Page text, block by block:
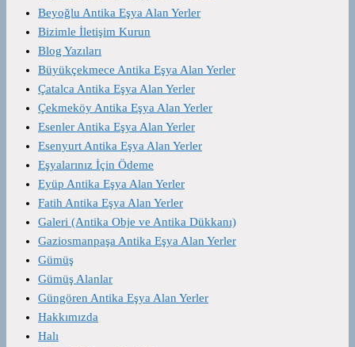
Beyoğlu Antika Eşya Alan Yerler
Bizimle İletişim Kurun
Blog Yazıları
Büyükçekmece Antika Eşya Alan Yerler
Çatalca Antika Eşya Alan Yerler
Çekmeköy Antika Eşya Alan Yerler
Esenler Antika Eşya Alan Yerler
Esenyurt Antika Eşya Alan Yerler
Eşyalarınız İçin Ödeme
Eyüp Antika Eşya Alan Yerler
Fatih Antika Eşya Alan Yerler
Galeri (Antika Obje ve Antika Dükkanı)
Gaziosmanpaşa Antika Eşya Alan Yerler
Gümüş
Gümüş Alanlar
Güngören Antika Eşya Alan Yerler
Hakkımızda
Halı